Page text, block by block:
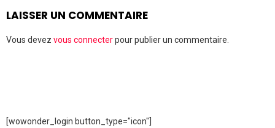
LAISSER UN COMMENTAIRE
Vous devez vous connecterpour publier un commentaire.
[wowonder_login button_type="icon"]